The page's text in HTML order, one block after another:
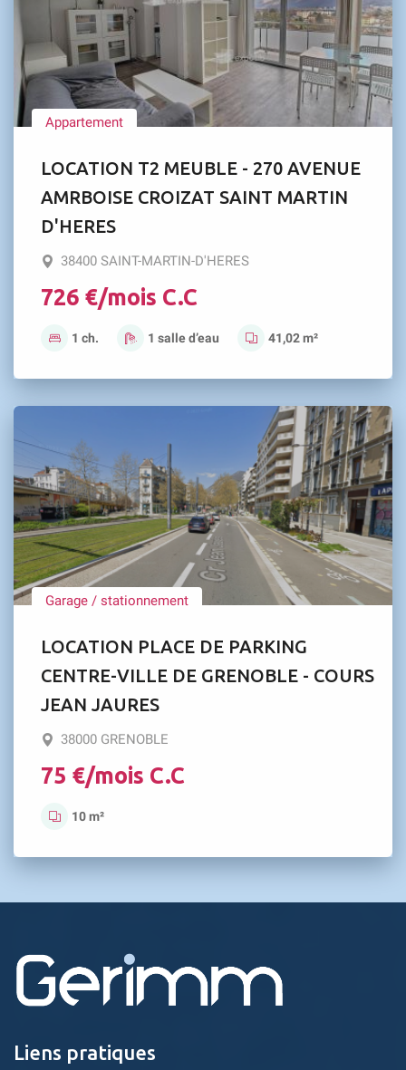
Appartement
LOCATION T2 MEUBLE - 270 AVENUE
AMRBOISE CROIZAT SAINT MARTIN
D'HERES
38400 SAINT-MARTIN-D'HERES
726 €/mois C.C
1 ch. 1 salle d’eau 41,02 m²
Garage / stationnement
LOCATION PLACE DE PARKING
CENTRE-VILLE DE GRENOBLE - COURS
JEAN JAURES
38000 GRENOBLE
75 €/mois C.C
10 m²
Liens pratiques